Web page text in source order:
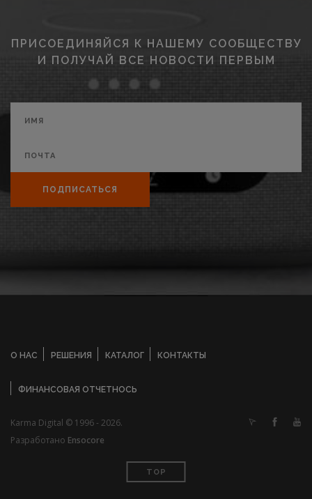
ПРИСОЕДИНЯЙСЯ К НАШЕМУ СООБЩЕСТВУ
И ПОЛУЧАЙ ВСЕ НОВОСТИ ПЕРВЫМ
ПОДПИСАТЬСЯ
О НАС РЕШЕНИЯ КАТАЛОГ КОНТАКТЫ
ФИНАНСОВАЯ ОТЧЕТНОСЬ
Karma Digital © 1996 - 2026.
Разработано Ensocore
TOP